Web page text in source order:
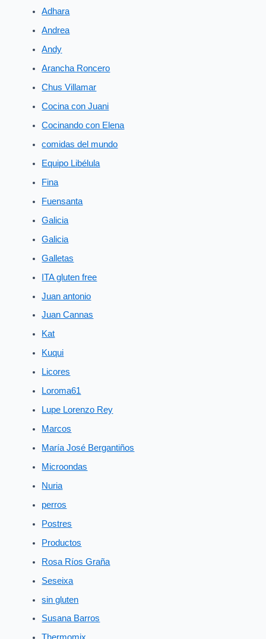
Adhara
Andrea
Andy
Arancha Roncero
Chus Villamar
Cocina con Juani
Cocinando con Elena
comidas del mundo
Equipo Libélula
Fina
Fuensanta
Galicia
Galicia
Galletas
ITA gluten free
Juan antonio
Juan Cannas
Kat
Kuqui
Licores
Loroma61
Lupe Lorenzo Rey
Marcos
María José Bergantiños
Microondas
Nuria
perros
Postres
Productos
Rosa Ríos Graña
Seseixa
sin gluten
Susana Barros